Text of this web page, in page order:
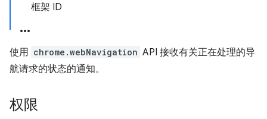
框架 ID
使用 chrome.webNavigation API 接收有关正在处理的导
航请求的状态的通知。
权限